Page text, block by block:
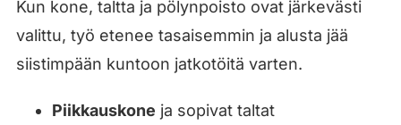
Kun kone, taltta ja pölynpoisto ovat järkevästi
valittu, työ etenee tasaisemmin ja alusta jää
siistimpään kuntoon jatkotöitä varten.
Piikkauskone ja sopivat taltat